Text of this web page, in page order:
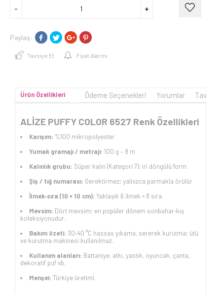
Paylaş:
Tavsiye Et Fiyat Alarmı
Ürün Özellikleri Ödeme Seçenekleri Yorumlar
ALİZE PUFFY COLOR 6527 Renk Özellikleri
Karışım: %100 mikropolyester
Yumak gramajı / metrajı: 100 g – 9 m
Kalınlık grubu: Süper kalın (Kategori 7); iri döngülü form.
Şiş / tığ numarası: Gerektirmez; yalnızca parmakla örülür
İlmek‑sıra (10 × 10 cm): Yaklaşık 6 ilmek × 8 sıra.
Mevsim: Dört mevsim; en popüler dönem sonbahar‑kış
koleksiyonudur.
Bakım özeti: 30‑40 °C hassas yıkama, sererek kurutma; ütü
ve kurutma makinesi kullanılmaz.
Kullanım alanları: Battaniye, atkı, yastık, oyuncak, çanta,
dekoratif puf vb.
Menşei: Türkiye üretimi.